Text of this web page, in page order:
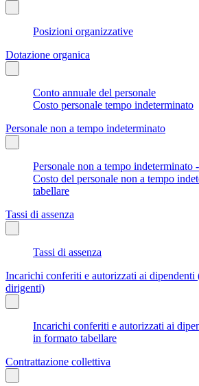
Posizioni organizzative
Dotazione organica
Conto annuale del personale
Costo personale tempo indeterminato
Personale non a tempo indeterminato
Personale non a tempo indeterminato
Costo del personale non a tempo
tabellare
Tassi di assenza
Tassi di assenza
Incarichi conferiti e autorizzati ai dipendenti
dirigenti)
Incarichi conferiti e autorizzati ai
in formato tabellare
Contrattazione collettiva